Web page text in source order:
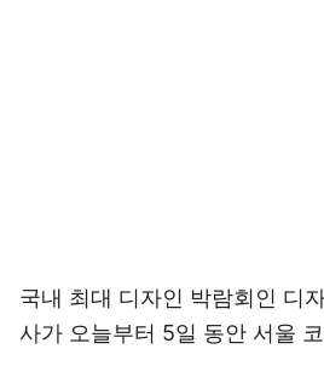
국내 최대 디자인 박람회인 디
사가 오늘부터 5일 동안 서울